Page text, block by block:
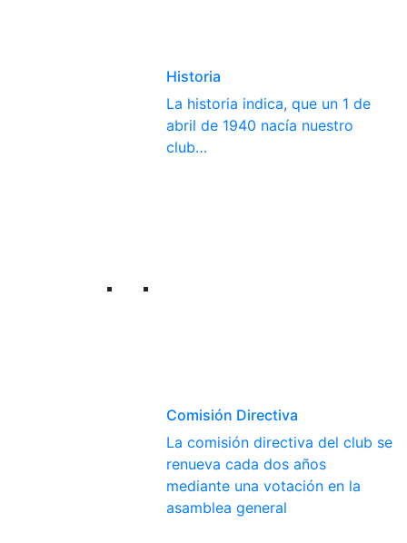
Historia
La historia indica, que un 1 de
abril de 1940 nacía nuestro
club…
Comisión Directiva
La comisión directiva del club se
renueva cada dos años
mediante una votación en la
asamblea general